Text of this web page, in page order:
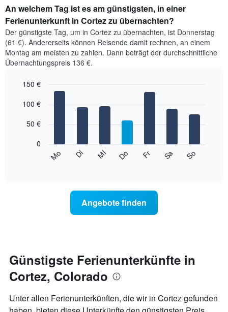
An welchem Tag ist es am günstigsten, in einer
Ferienunterkunft in Cortez zu übernachten?
Der günstigste Tag, um in Cortez zu übernachten, ist Donnerstag
(61 €). Andererseits können Reisende damit rechnen, an einem
Montag am meisten zu zahlen. Dann beträgt der durchschnittliche
Übernachtungspreis 136 €.
chart
bars.
durchschnittlichen
jeweiligen
Wochentag.
Das
Diagramm
1
graphic.
Mo Di Mi Do Fr Sa So
0
50 €
100 €
150 €
Angebote finden
Günstigste Ferienunterkünfte in
Cortez, Colorado
Unter allen Ferienunterkünften, die wir in Cortez gefunden